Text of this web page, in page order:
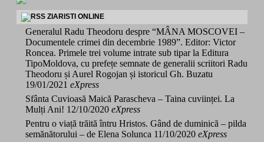
ZIARISTI ONLINE
Generalul Radu Theodoru despre “MÂNA MOSCOVEI –
Documentele crimei din decembrie 1989”. Editor: Victor
Roncea. Primele trei volume intrate sub tipar la Editura
TipoMoldova, cu prefețe semnate de generalii scriitori Radu
Theodoru și Aurel Rogojan și istoricul Gh. Buzatu
19/01/2021 eXpress
Sfânta Cuvioasă Maică Parascheva – Taina cuviinței. La
Mulți Ani! 12/10/2020 eXpress
Pentru o viață trăită întru Hristos. Gând de duminică – pilda
semănătorului – de Elena Solunca 11/10/2020 eXpress